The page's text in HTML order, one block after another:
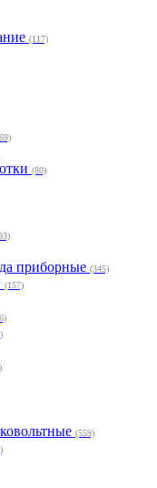
(117)
(80)
приборные (345)
(157)
(559)